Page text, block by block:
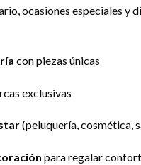
ocasiones especiales y
con piezas únicas
exclusivas
(peluquería, cosmética,
para regalar confort